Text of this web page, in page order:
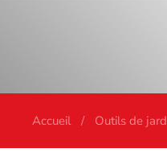
Accueil Outils de